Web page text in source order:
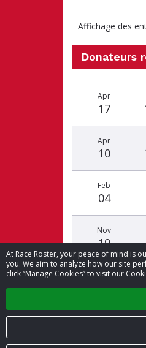
At Race Roster, your peace of mind is
you. We aim to analyze how our site
click “Manage Cookies” to visit our
Affichage des
Donateurs
récentsApr
17
Apr
10
Feb
04
Nov
19
Oct
28